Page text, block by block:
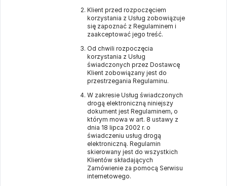
Klient przed rozpoczęciem
korzystania z Usług zobowiązuje
się zapoznać z Regulaminem i
zaakceptować jego treść.
Od chwili rozpoczęcia
korzystania z Usług
świadczonych przez Dostawcę
Klient zobowiązany jest do
przestrzegania Regulaminu.
W zakresie Usług świadczonych
drogą elektroniczną niniejszy
dokument jest Regulaminem, o
którym mowa w art. 8 ustawy z
dnia 18 lipca 2002 r. o
świadczeniu usług drogą
elektroniczną. Regulamin
skierowany jest do wszystkich
Klientów składających
Zamówienie za pomocą Serwisu
internetowego.